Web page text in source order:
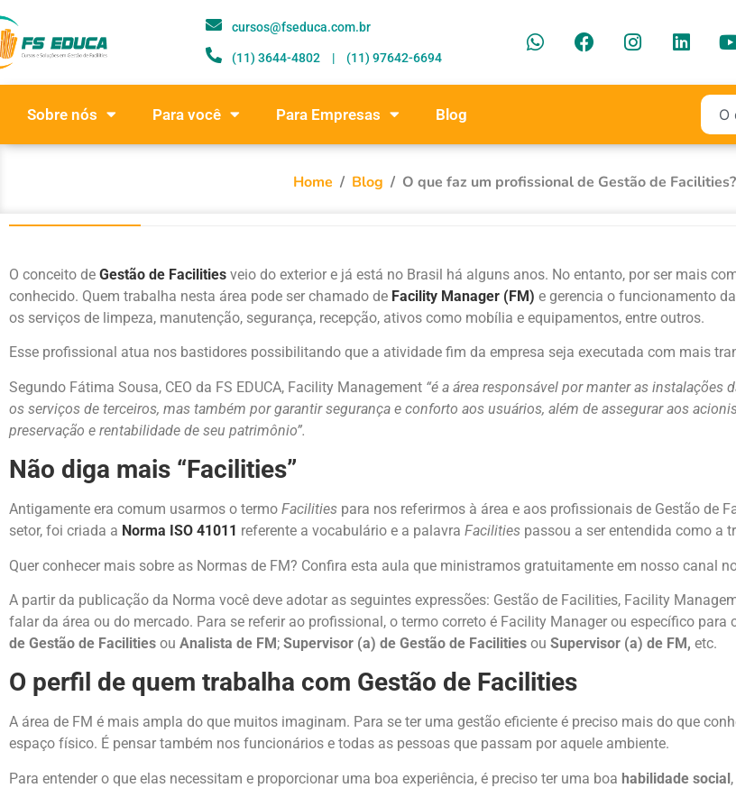
cursos@fseduca.com.br
(11) 3644-4802ﾠ|ﾠ(11) 97642-6694
Sobre nós Para você Para Empresas Blog
Home / Blog / O que faz um profissional de Gestão de Facilities?
O conceito de Gestão de Facilities veio do exterior e já está no Brasil há alguns anos. No entanto, por ser mais
conhecido. Quem trabalha nesta área pode ser chamado de Facility Manager (FM) e gerencia o funcionamento
os serviços de limpeza, manutenção, segurança, recepção, ativos como mobília e equipamentos, entre outros.
Esse profissional atua nos bastidores possibilitando que a atividade fim da empresa seja executada com mais
Segundo Fátima Sousa, CEO da FS EDUCA, Facility Management “é a área responsável por manter as
os serviços de terceiros, mas também por garantir segurança e conforto aos usuários, além de assegurar aos
preservação e rentabilidade de seu patrimônio”.
Não diga mais “Facilities”
Antigamente era comum usarmos o termo Facilities para nos referirmos à área e aos profissionais de Gestão de
setor, foi criada a Norma ISO 41011 referente a vocabulário e a palavra Facilities passou a ser entendida como a
Quer conhecer mais sobre as Normas de FM? Confira esta aula que ministramos gratuitamente em nosso canal
A partir da publicação da Norma você deve adotar as seguintes expressões: Gestão de Facilities, Facility
falar da área ou do mercado. Para se referir ao profissional, o termo correto é Facility Manager ou específico para
de Gestão de Facilities ou Analista de FM; Supervisor (a) de Gestão de Facilities ou Supervisor (a) de FM, etc.
O perfil de quem trabalha com Gestão de Facilities
A área de FM é mais ampla do que muitos imaginam. Para se ter uma gestão eficiente é preciso mais do que
espaço físico. É pensar também nos funcionários e todas as pessoas que passam por aquele ambiente.
Para entender o que elas necessitam e proporcionar uma boa experiência, é preciso ter uma boa habilidade social